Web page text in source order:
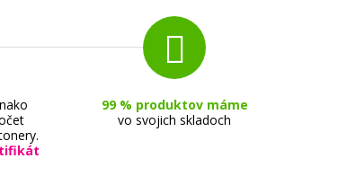
99 % produktov máme
vo svojich skladoch